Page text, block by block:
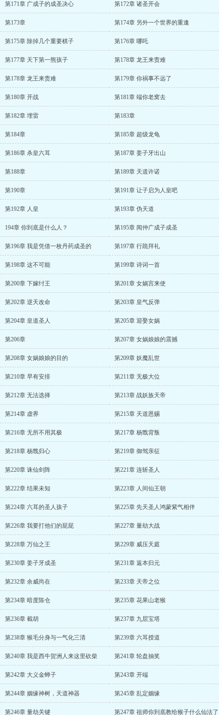
第171章 广成子的成圣决心 第172章 诸圣开会
第173章 第174章 另外一个世界的重逢
第175章 除掉几个重要棋子 第176章 哪吒
第177章 天下第一熊孩子 第178章 龙王来责难
第178章 龙王来责难 第179章 你祸事不远了
第180章 开战 第181章 端你老窝去
第182章 埋雷 第183章
第184章 第185章 超级龙龟
第186章 杀皇六耳 第187章 姜子牙出山
第188章 第189章 天道许诺
第190章 第191章 让子启为人皇吧
第192章 人皇 第193章 伪天道
194章 你到底是什么人？ 第195章 闻仲广成子成圣
第196章 我是凭借一枚丹药成圣的 第197章 行跪拜礼
第198章 这不可能 第199章 诗词一首
第200章 下嫁纣王 第201章 女娲宫来使
第202章 逆天改命 第203章 皇气反弹
第204章 皇道圣人 第205章 迎娶女娲
第206章 第207章 女娲娘娘的震撼
第208章 女娲娘娘的目的 第209章 妖魔乱世
第210章 早有安排 第211章 无极大位
第212章 无法选择 第213章 战妖族天帝
第214章 虚界 第215章 天道恩赐
第216章 无所不用其极 第217章 杨戬背叛
第218章 杨戬归心 第219章 御驾亲征
第220章 诛仙剑阵 第221章 连斩圣人
第222章 结果未知 第223章 人间仙王朝
第224章 六耳的圣人孩子 第225章 先天圣人鸿蒙紫气相伴
第226章 我要打他们的屁屁 第227章 量劫大战
第228章 万仙之王 第229章 威压天庭
第230章 姜子牙成圣 第231章 返本归元
第232章 余威尚在 第233章 天帝之位
第234章 暗度陈仓 第235章 花果山老猴
第236章 截胡 第237章 九层宝塔
第238章 猴毛分身与一气化三清 第239章 六耳授道
第240章 我是西牛贺洲人来这里砍柴 第241章 轮盘抽奖
第242章 大义金蝉子 第243章 开端
第244章 姻缘神树，天道神器 第245章 乱定姻缘
第246章 量劫关键 第247章 祖师你到底教给猴子什么仙法了